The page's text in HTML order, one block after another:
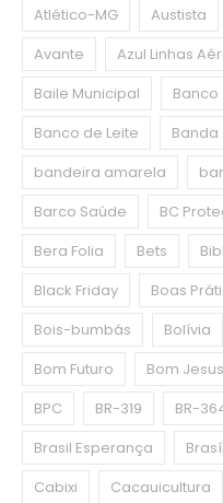
Atlético-MG
Austista
Avante
Azul Linhas
Baile Municipal
Banco
Banco de Leite
Banda
bandeira amarela
Barco Saúde
BC
Bera Folia
Bets
Black Friday
Boas
Bois-bumbás
Bolívia
Bom Futuro
Bom Jesus
BPC
BR-319 BR-
Brasil Esperança
Cabixi
Cacauicultura